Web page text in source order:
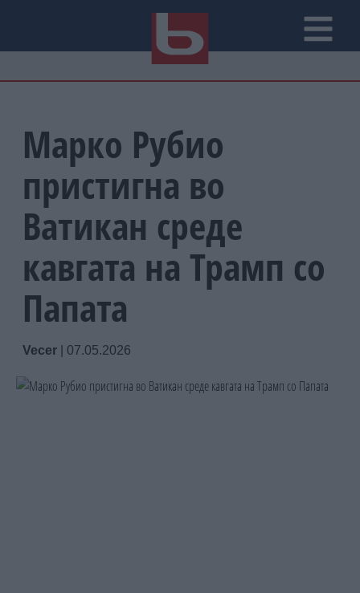
Марко Рубио
пристигна во
Ватикан среде
кавгата на Трамп со
Папата
Vecer 07.05.2026